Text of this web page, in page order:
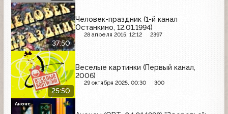
37:50
Человек-праздник (1-й канал
Останкино, 12.01.1994)
28 апреля 2015, 12:12 2397
25:50
Веселые картинки (Первый канал,
2006)
29 октября 2025, 00:30 300
Анонс